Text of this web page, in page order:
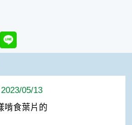
Line
05/13
啃食葉片的